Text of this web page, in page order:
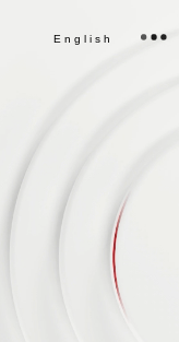
English